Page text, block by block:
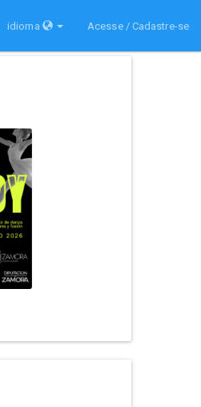
idioma Acesse / Cadastre-se